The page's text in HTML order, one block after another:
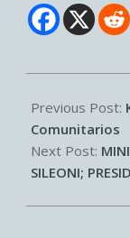
07-
12
Previous Post:
Comunitarios
Next Post:
SILEONI;